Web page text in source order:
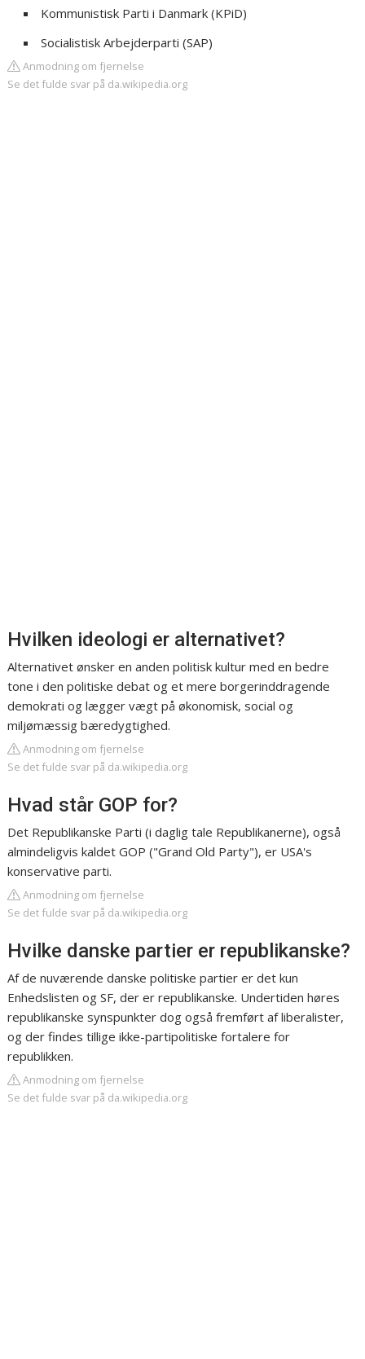
Kommunistisk Parti i Danmark (KPiD)
Socialistisk Arbejderparti (SAP)
Anmodning om fjernelse
Se det fulde svar på da.wikipedia.org
Hvilken ideologi er alternativet?
Alternativet ønsker en anden politisk kultur med en bedre
tone i den politiske debat og et mere borgerinddragende
demokrati og lægger vægt på økonomisk, social og
miljømæssig bæredygtighed.
Anmodning om fjernelse
Se det fulde svar på da.wikipedia.org
Hvad står GOP for?
Det Republikanske Parti (i daglig tale Republikanerne), også
almindeligvis kaldet GOP ("Grand Old Party"), er USA's
konservative parti.
Anmodning om fjernelse
Se det fulde svar på da.wikipedia.org
Hvilke danske partier er republikanske?
Af de nuværende danske politiske partier er det kun
Enhedslisten og SF, der er republikanske. Undertiden høres
republikanske synspunkter dog også fremført af liberalister,
og der findes tillige ikke-partipolitiske fortalere for
republikken.
Anmodning om fjernelse
Se det fulde svar på da.wikipedia.org